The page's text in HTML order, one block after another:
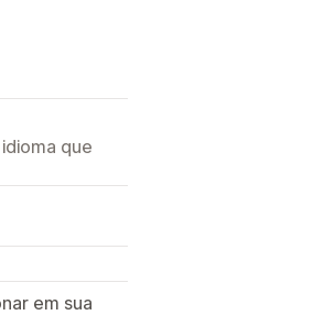
que
em sua